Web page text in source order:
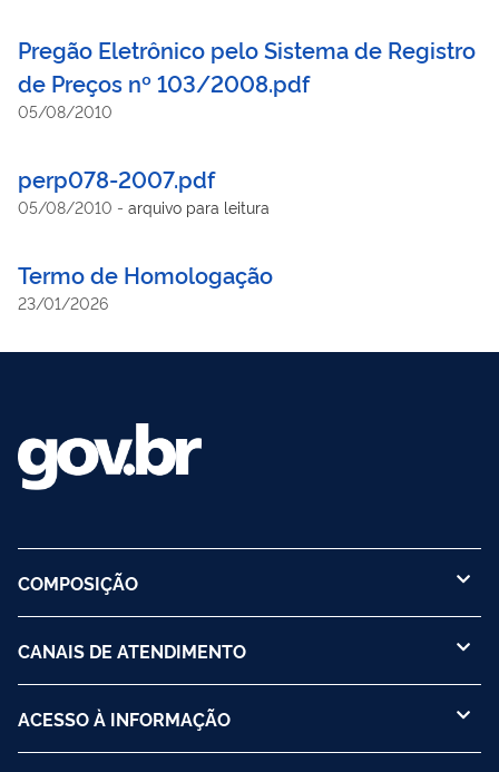
Pregão Eletrônico pelo Sistema de Registro
de Preços nº 103/2008.pdf
05/08/2010
perp078-2007.pdf
05/08/2010 - arquivo para leitura
Termo de Homologação
23/01/2026
COMPOSIÇÃO
CANAIS DE ATENDIMENTO
ACESSO À INFORMAÇÃO